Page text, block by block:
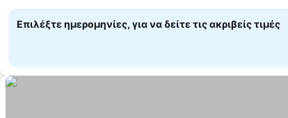
Επιλέξτε ημερομηνίες, για να δείτε τις ακριβείς τιμές